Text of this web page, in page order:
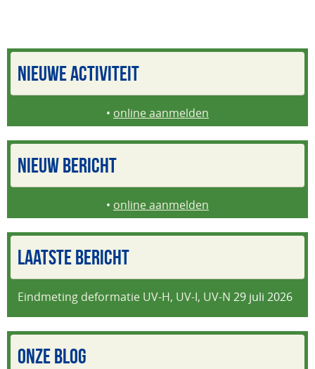
NIEUWE ACTIVITEIT
• online aanmelden
NIEUW BERICHT
• online aanmelden
LAATSTE BERICHT
Eindmeting deformatie UV-H, UV-I, UV-N 29 juli 2026
ONZE BLOG